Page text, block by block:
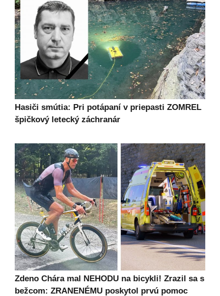
Hasiči smútia: Pri potápaní v priepasti ZOMREL
špičkový letecký záchranár
Zdeno Chára mal NEHODU na bicykli! Zrazil sa s
bežcom: ZRANENÉMU poskytol prvú pomoc